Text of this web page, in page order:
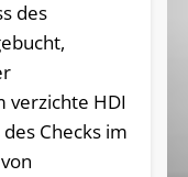
des
verzichte HDI
Checks im